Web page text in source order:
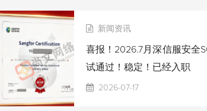
新闻资讯
喜报！2026.7月深信服安全
试通过！稳定！已经入职
2026-07-17